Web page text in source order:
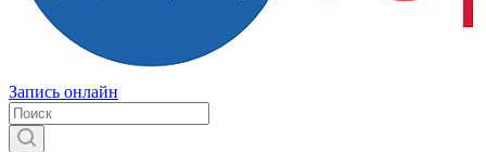
Запись онлайн